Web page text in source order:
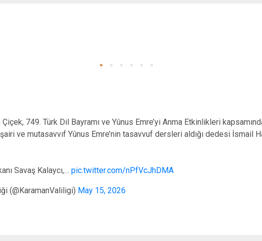
749. Türk Dil Bayramı ve Yûnus Emre’yi Anma Etkinlikleri
ve mutasavvıf Yûnus Emre’nin tasavvuf dersleri aldığı dedesi İsmail
Savaş Kalaycı,… pic.twitter.com/nPfVcJhDMA
(@KaramanValiligi) May 15, 2026